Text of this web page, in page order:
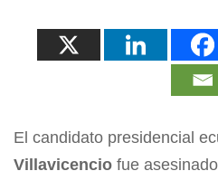
El candidato presidencial
Villavicencio fue